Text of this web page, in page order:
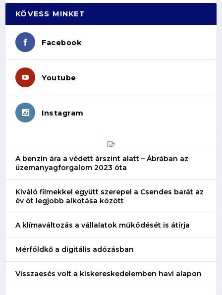
KÖVESS MINKET
Facebook
Youtube
Instagram
A benzin ára a védett árszint alatt – Ábrában az
üzemanyagforgalom 2023 óta
Kiváló filmekkel együtt szerepel a Csendes barát az
év öt legjobb alkotása között
A klímaváltozás a vállalatok működését is átírja
Mérföldkő a digitális adózásban
Visszaesés volt a kiskereskedelemben havi alapon